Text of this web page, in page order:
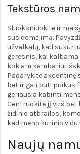
Tekstūros
Sluoksniuokite ir
susidomėjimą.
užvalkalų, kad
geresnis, kai kalbama
kokiam kambariui
Padarykite akcentinę
bet ir gali būti puikus
geriausia kabinti
Centruokite jį virš bet
židinio atbrailos,
kad meno kūrinio
Naujų